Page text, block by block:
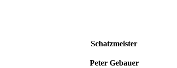
Schatzmeister
Peter Gebauer